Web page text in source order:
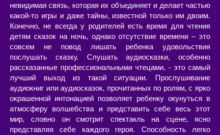
невидимая связь, которая их объединяет и делает частью
какой-то игры и даже тайны, известной только им двоим.
Конечно, не всегда у родителей есть время для чтения
детям сказок на ночь, однако отсутствие времени – это
совсем не повод лишать ребенка удовольствия
послушать сказку. Слушать аудиосказки, особенно
рассказанные профессиональными чтецами, - это самый
лучший выход из такой ситуации. Прослушивание
аудиокниг или аудиосказок, прочитанных по ролям, с ярко
окрашенной интонацией позволяет ребенку окунуться в
атмосферу волшебства и представить себе весь этот
мир, словно он смотрит спектакль на сцене, ясно
представляя себе каждого героя. Способность легко